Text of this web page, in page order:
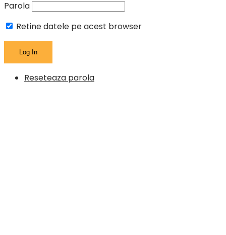
Parola
Retine datele pe acest browser
Reseteaza parola